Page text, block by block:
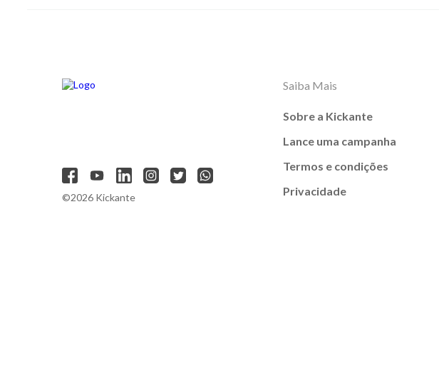
©2026 Kickante
Saiba Mais
Sobre a Kickante
Lance uma campanha
Termos e condições
Privacidade